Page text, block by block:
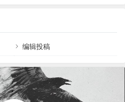
，而且极度萎缩，落下终身残疾。
从小就很要强，双手穿着拖鞋他叫
在福建省德化县，父母都是以种田
症。两岁时，他的腿骨第一次骨
来又相继八次骨折。双腿不仅残
编辑投稿